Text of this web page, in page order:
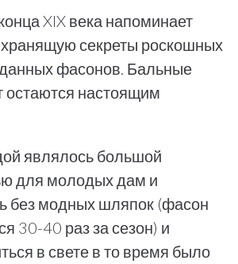
XIX века напоминает
секреты роскошных
фасонов. Бальные
остаются настоящим
являлось большой
для молодых дам и
без модных шляпок (фасон
30-40 раз за сезон) и
в свете в то время было